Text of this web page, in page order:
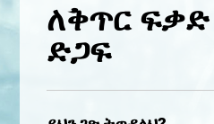
ለቅጥር
ድጋፍ